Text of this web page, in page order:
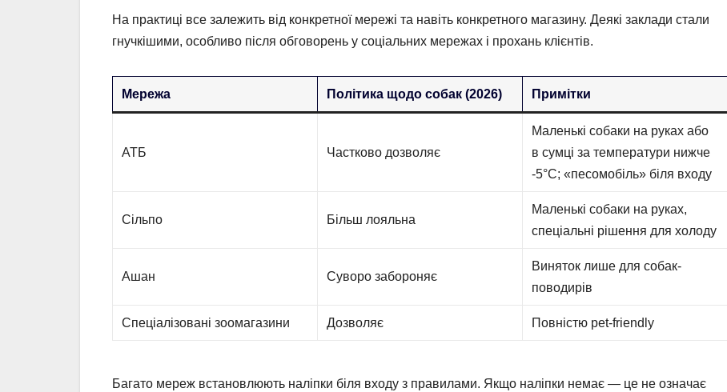
На практиці все залежить від конкретної мережі та навіть конкретного магазину. Деякі заклади стали
гнучкішими, особливо після обговорень у соціальних мережах і прохань клієнтів.
Мережа Політика щодо собак (2026) Примітки
АТБ Частково дозволяє
Маленькі собаки на руках або
в сумці за температури нижче
-5°C; «песомобіль» біля входу
Сільпо Більш лояльна
Маленькі собаки на руках,
спеціальні рішення для холоду
Ашан Суворо забороняє
Виняток лише для собак-
поводирів
Спеціалізовані зоомагазини Дозволяє Повністю pet-friendly
Багато мереж встановлюють наліпки біля входу з правилами. Якщо наліпки немає — це не означає